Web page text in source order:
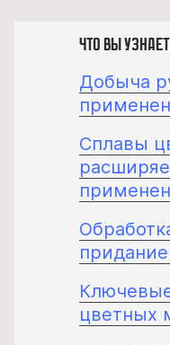
Что вы
Добыча
Сплавы
цветных